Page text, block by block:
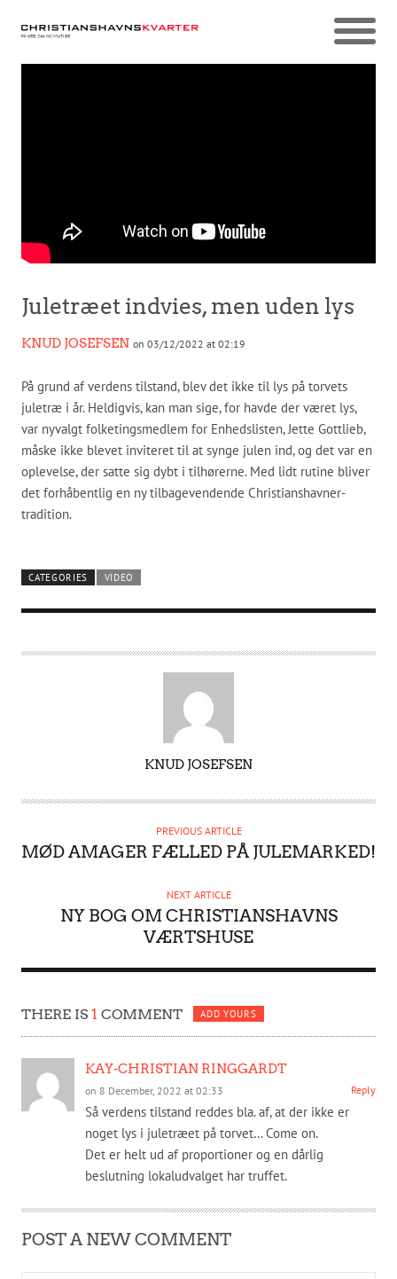
Juletræet indvies, men uden lys
KNUD JOSEFSEN on 03/12/2022 at 02:19
På grund af verdens tilstand, blev det ikke til lys på torvets
juletræ i år. Heldigvis, kan man sige, for havde der været lys,
var nyvalgt folketingsmedlem for Enhedslisten, Jette Gottlieb,
måske ikke blevet inviteret til at synge julen ind, og det var en
oplevelse, der satte sig dybt i tilhørerne. Med lidt rutine bliver
det forhåbentlig en ny tilbagevendende Christianshavner-
tradition.
CATEGORIES VIDEO
T
O
KNUD JOSEFSEN
PREVIOUS ARTICLE
MØD AMAGER FÆLLED PÅ JULEMARKED!
NEXT ARTICLE
NY BOG OM CHRISTIANSHAVNS
VÆRTSHUSE
THERE IS 1 COMMENT ADD YOURS
KAY-CHRISTIAN RINGGARDT
on 8 December, 2022 at 02:33 Reply
Så verdens tilstand reddes bla. af, at der ikke er
noget lys i juletræet på torvet… Come on.
Det er helt ud af proportioner og en dårlig
beslutning lokaludvalget har truffet.
POST A NEW COMMENT